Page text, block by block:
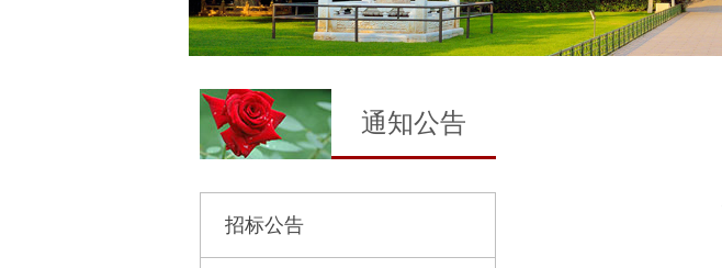
通知公告
招标公告